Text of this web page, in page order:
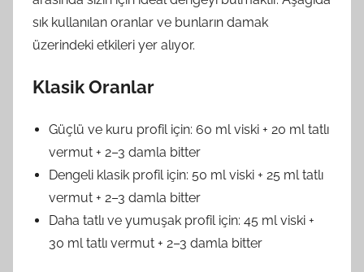
sık kullanılan oranlar ve bunların damak
üzerindeki etkileri yer alıyor.
Klasik Oranlar
Güçlü ve kuru profil için: 60 ml viski + 20 ml tatlı
vermut + 2–3 damla bitter
Dengeli klasik profil için: 50 ml viski + 25 ml tatlı
vermut + 2–3 damla bitter
Daha tatlı ve yumuşak profil için: 45 ml viski +
30 ml tatlı vermut + 2–3 damla bitter